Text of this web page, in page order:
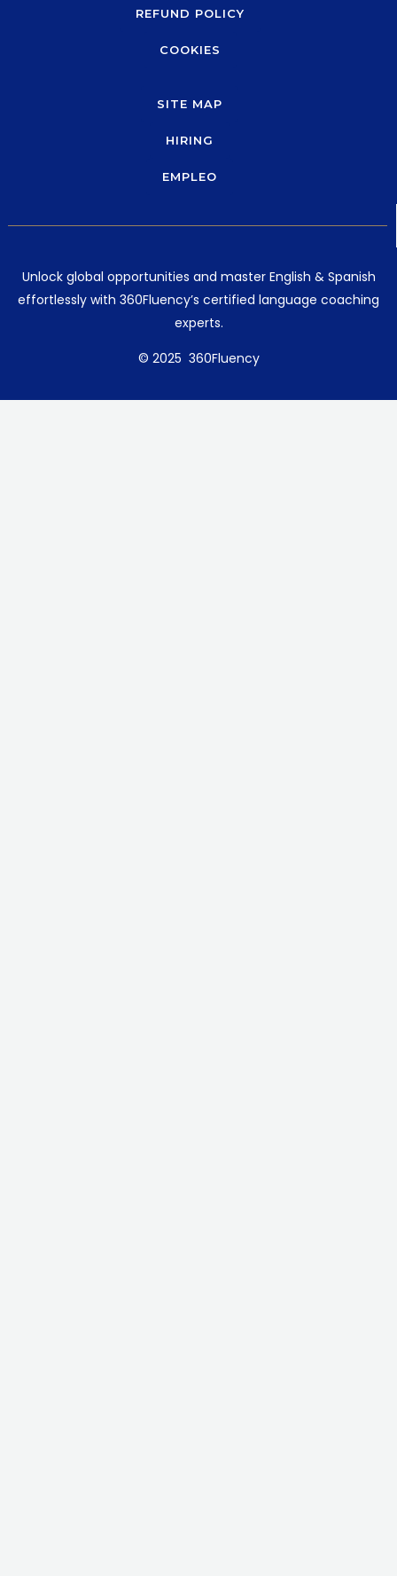
REFUND POLICY
COOKIES
SITE MAP
HIRING
EMPLEO
Unlock global opportunities and master English & Spanish
effortlessly with 360Fluency’s certified language coaching
experts.
© 2025 360Fluency